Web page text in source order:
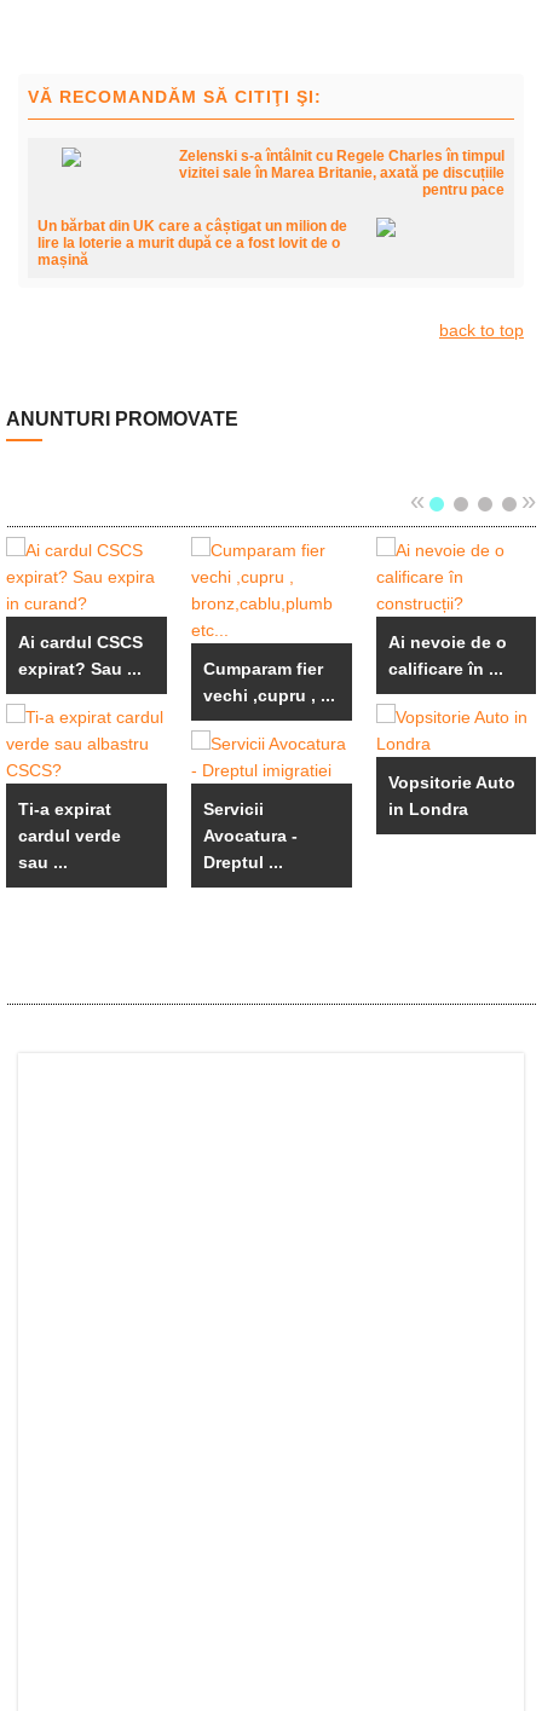
VĂ RECOMANDĂM SĂ CITIŢI ŞI:
Zelenski s-a întâlnit cu Regele Charles în timpul
vizitei sale în Marea Britanie, axată pe discuțiile
pentru pace
Un bărbat din UK care a câștigat un milion de
lire la loterie a murit după ce a fost lovit de o
mașină
back to top
ANUNTURI PROMOVATE
« »
Ai cardul CSCS
expirat? Sau ...
Ti-a expirat
cardul verde
sau ...
Cumparam fier
vechi ,cupru , ...
Servicii
Avocatura -
Dreptul ...
Ai nevoie de o
calificare în ...
Vopsitorie Auto
in Londra